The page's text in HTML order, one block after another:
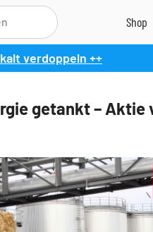
verdoppeln ++
getankt – Aktie